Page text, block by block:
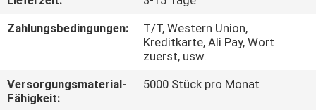
MIT
VERBINDUNG
Zahlungsbedingungen:
T/T, Western Union,
Kreditkarte, Ali Pay, Wort
zuerst, usw.
Versorgungsmaterial-
Fähigkeit:
5000 Stück pro Monat